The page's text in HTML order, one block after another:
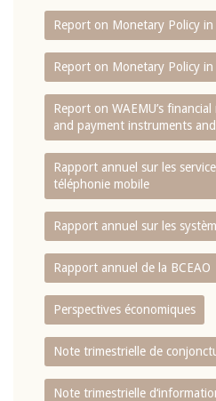
Report on Monetary Policy in
Report on Monetary Policy in
Report on WAEMU’s
and payment instruments
Rapport annuel sur les
téléphonie mobile
Rapport annuel sur les
Rapport annuel de la BCEAO
Perspectives économiques
Note trimestrielle de
Note trimestrielle